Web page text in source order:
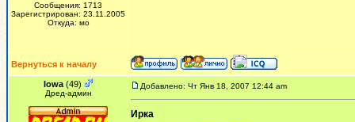
Сообщения: 1713
Зарегистрирован: 23.11.2005
Откуда: мо
Вернуться к началу
Iowa (49)
Дред-админ
Добавлено: Чт Янв 18, 2007 12:44 am
Ирка